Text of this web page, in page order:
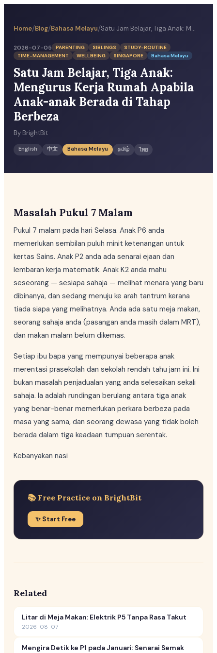
Home/Blog/Bahasa Melayu/ Satu Jam Belajar, Tiga Anak: Mengurus Kerja Rumah Apabila Anak-anak Berada di Tahap Berbeza
2026-07-05 PARENTING SIBLINGS
STUDY-ROUTINE
TIME-MANAGEMENT
WELLBEING SINGAPORE Bahasa Melayu
Satu Jam Belajar, Tiga Anak:
Mengurus Kerja Rumah Apabila
Anak-anak Berada di Tahap
Berbeza
By BrightBit
English 中文 Bahasa Melayu தமிழ் ไทย
Masalah Pukul 7 Malam
Pukul 7 malam pada hari Selasa. Anak P6 anda
memerlukan sembilan puluh minit ketenangan untuk
kertas Sains. Anak P2 anda ada senarai ejaan dan
lembaran kerja matematik. Anak K2 anda mahu
seseorang — sesiapa sahaja — melihat menara yang baru
dibinanya, dan sedang menuju ke arah tantrum kerana
tiada siapa yang melihatnya. Anda ada satu meja makan,
seorang sahaja anda (pasangan anda masih dalam MRT),
dan makan malam belum dikemas.
Setiap ibu bapa yang mempunyai beberapa anak
merentasi prasekolah dan sekolah rendah tahu jam ini. Ini
bukan masalah penjadualan yang anda selesaikan sekali
sahaja. Ia adalah rundingan berulang antara tiga anak
yang benar-benar memerlukan perkara berbeza pada
masa yang sama, dan seorang dewasa yang tidak boleh
berada dalam tiga keadaan tumpuan serentak.
Kebanyakan nasi
📚 Free Practice on BrightBit
✨ Start Free
Related
Litar di Meja Makan: Elektrik P5 Tanpa Rasa Takut
2026-08-07
Mengira Detik ke P1 pada Januari: Senarai Semak